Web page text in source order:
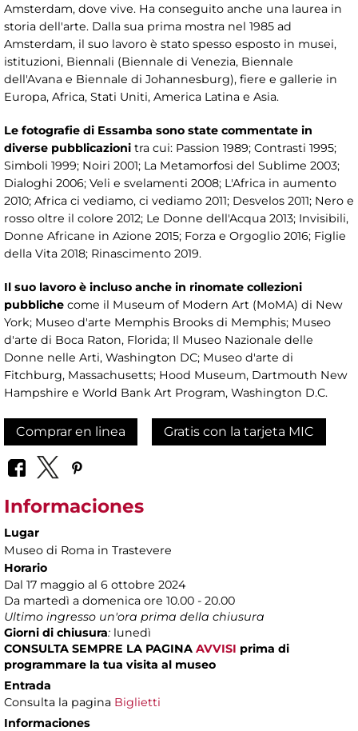
Amsterdam, dove vive. Ha conseguito anche una laurea in
storia dell'arte. Dalla sua prima mostra nel 1985 ad
Amsterdam, il suo lavoro è stato spesso esposto in musei,
istituzioni, Biennali (Biennale di Venezia, Biennale
dell'Avana e Biennale di Johannesburg), fiere e gallerie in
Europa, Africa, Stati Uniti, America Latina e Asia.
Le fotografie di Essamba sono state commentate in
diverse pubblicazioni tra cui: Passion 1989; Contrasti 1995;
Simboli 1999; Noiri 2001; La Metamorfosi del Sublime 2003;
Dialoghi 2006; Veli e svelamenti 2008; L'Africa in aumento
2010; Africa ci vediamo, ci vediamo 2011; Desvelos 2011; Nero e
rosso oltre il colore 2012; Le Donne dell'Acqua 2013; Invisibili,
Donne Africane in Azione 2015; Forza e Orgoglio 2016; Figlie
della Vita 2018; Rinascimento 2019.
Il suo lavoro è incluso anche in rinomate collezioni
pubbliche come il Museum of Modern Art (MoMA) di New
York; Museo d'arte Memphis Brooks di Memphis; Museo
d'arte di Boca Raton, Florida; Il Museo Nazionale delle
Donne nelle Arti, Washington DC; Museo d'arte di
Fitchburg, Massachusetts; Hood Museum, Dartmouth New
Hampshire e World Bank Art Program, Washington D.C.
Comprar en linea Gratis con la tarjeta MIC
Informaciones
Lugar
Museo di Roma in Trastevere
Horario
Dal 17 maggio al 6 ottobre 2024
Da martedì a domenica ore 10.00 - 20.00
Ultimo ingresso un'ora prima della chiusura
Giorni di chiusura: lunedì
CONSULTA SEMPRE LA PAGINA AVVISI prima di
programmare la tua visita al museo
Entrada
Consulta la pagina Biglietti
Informaciones